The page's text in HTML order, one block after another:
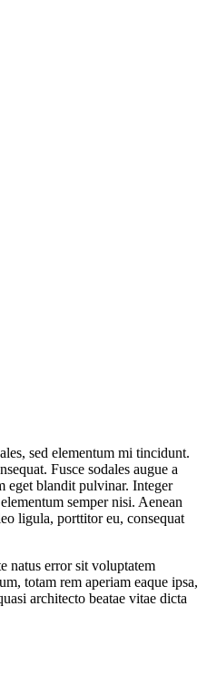
sed elementum mi tincidunt.
Fusce sodales augue a
eget blandit pulvinar. Integer
semper nisi. Aenean
ligula, porttitor eu, consequat
natus error sit voluptatem
totam rem aperiam eaque ipsa,
architecto beatae vitae dicta